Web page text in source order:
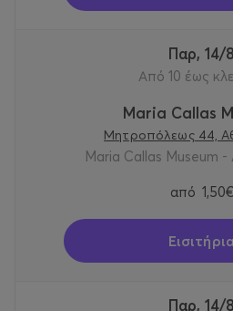
Παρ, 14/8
Από 10 έως
Maria Callas
Μητροπόλεως 44,
Maria Callas Museum -
από 1,50€
Παρ, 14/8